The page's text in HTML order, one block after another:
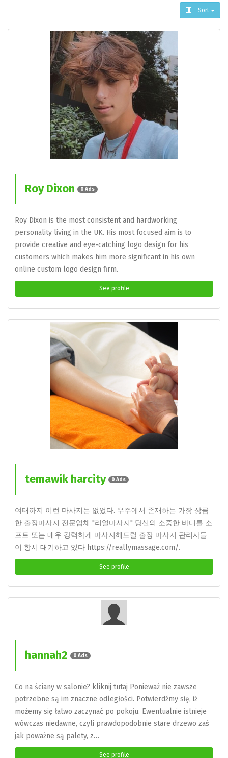
Sort
Roy Dixon 0 Ads
Roy Dixon is the most consistent and hardworking
personality living in the UK. His most focused aim is to
provide creative and eye-catching logo design for his
customers which makes him more significant in his own
online custom logo design firm.
See profile
temawik harcity 0 Ads
여태까지 이런 마사지는 없었다. 우주에서 존재하는 가장 상큼
한 출장마사지 전문업체 "리얼마사지" 당신의 소중한 바디를 소
프트 또는 매우 강력하게 마사지해드릴 출장 마사지 관리사들
이 항시 대기하고 있다 https://reallymassage.com/.
See profile
hannah2 0 Ads
Co na ściany w salonie? kliknij tutaj Ponieważ nie zawsze
potrzebne są im znaczne odległości. Potwierdźmy się, iż
możemy się łatwo zaczynać po pokoju. Ewentualnie istnieje
wówczas niedawne, czyli prawdopodobnie stare drzewo zaś
jak poważne są palety, z…
See profile